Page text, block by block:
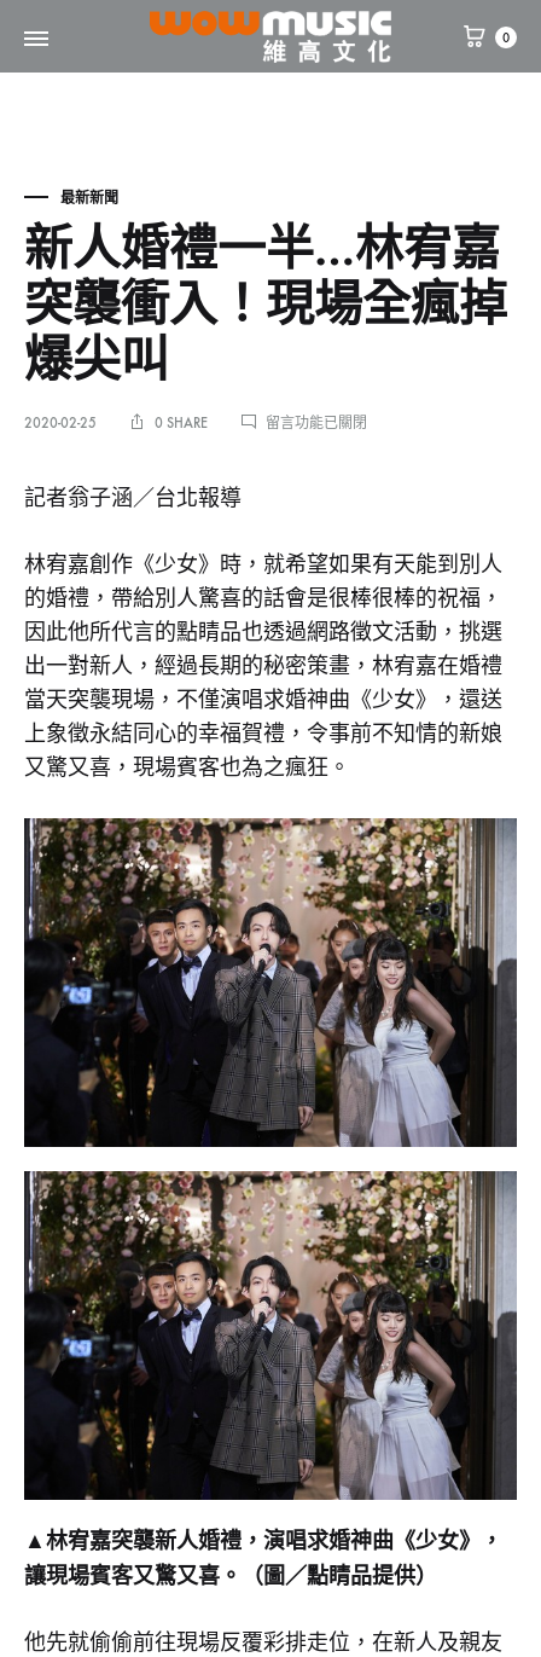
WOW
維
0
最新新聞
新人婚禮一半…林宥嘉
突襲衝入！現場全瘋掉
爆尖叫
2020-02-25 0 SHARE
在
半…
林
宥
嘉
突
襲
入！
現
場
全
爆
尖
叫〉
中
留言功能已關閉
新
人
婚
禮
一
半…
林
宥
嘉
突
襲
入！
現
場
全
瘋
爆
尖
叫
記者翁子涵／台北報導
林宥嘉創作《少女》時，就希望如果有天能到別人
的婚禮，帶給別人驚喜的話會是很棒很棒的祝福，
因此他所代言的點睛品也透過網路徵文活動，挑選
出一對新人，經過長期的秘密策畫，林宥嘉在婚禮
當天突襲現場，不僅演唱求婚神曲《少女》，還送
上象徵永結同心的幸福賀禮，令事前不知情的新娘
又驚又喜，現場賓客也為之瘋狂。
▲林宥嘉突襲新人婚禮，演唱求婚神曲《少女》，
讓現場賓客又驚又喜。（圖／點睛品提供）
他先就偷偷前往現場反覆彩排走位，在新人及親友